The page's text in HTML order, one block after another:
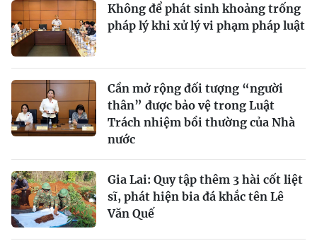
Không để phát sinh khoảng trống
pháp lý khi xử lý vi phạm pháp luật
Cần mở rộng đối tượng “người
thân” được bảo vệ trong Luật
Trách nhiệm bồi thường của Nhà
nước
Gia Lai: Quy tập thêm 3 hài cốt liệt
sĩ, phát hiện bia đá khắc tên Lê
Văn Quế